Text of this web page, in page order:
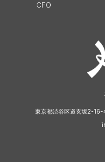
CFO
東京都渋谷区道玄坂2-16-